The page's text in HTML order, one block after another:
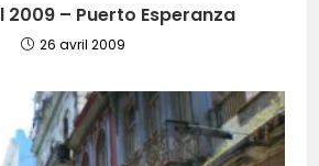
2009 – Puerto Esperanza
26 avril 2009